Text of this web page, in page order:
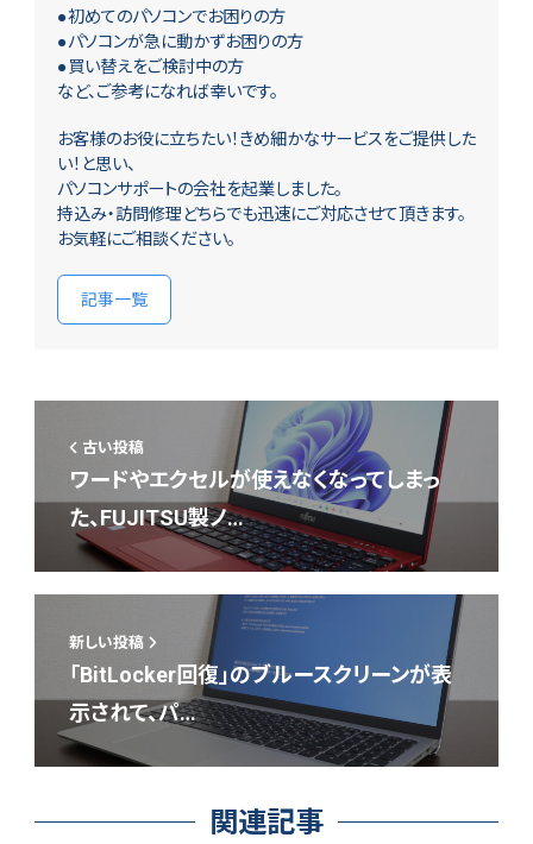
●初めてのパソコンでお困りの方
●パソコンが急に動かずお困りの方
●買い替えをご検討中の方
など、ご参考になれば幸いです。
お客様のお役に立ちたい！きめ細かなサービスをご提供した
い！と思い、
パソコンサポートの会社を起業しました。
持込み・訪問修理どちらでも迅速にご対応させて頂きます。
お気軽にご相談ください。
記事一覧
古い投稿
ワードやエクセルが使えなくなってしまっ
た、FUJITSU製ノ…
新しい投稿
「BitLocker回復」のブルースクリーンが表
示されて、パ…
関連記事